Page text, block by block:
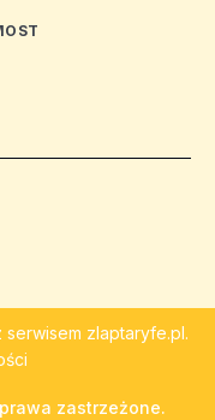
serwisem zlaptaryfe.pl.
zastrzeżone.